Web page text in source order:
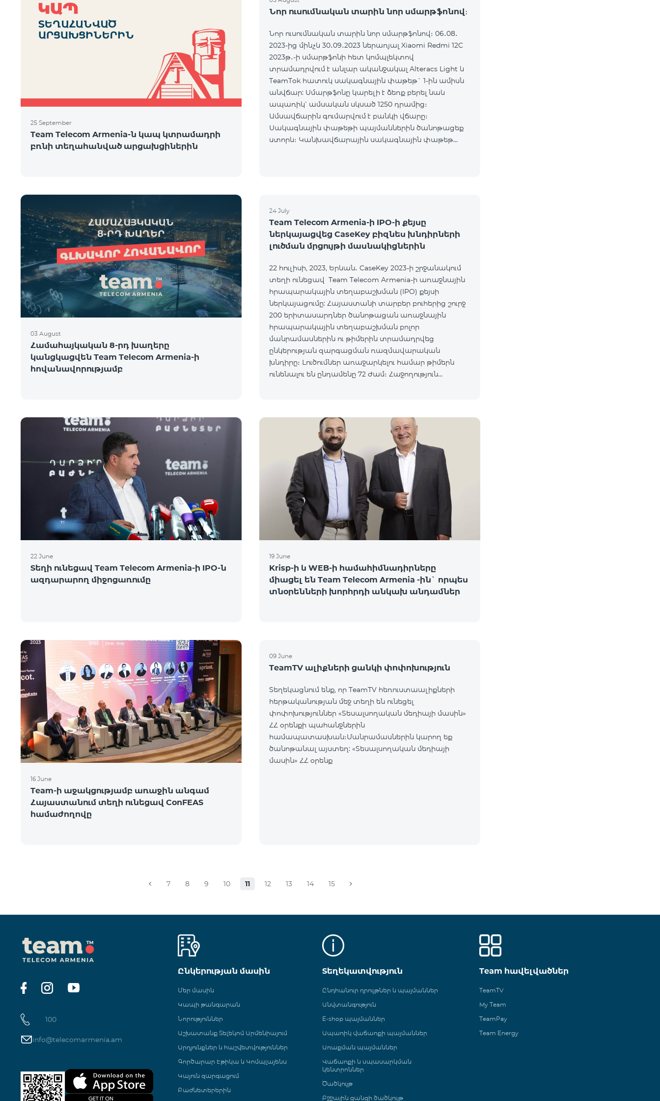
25 September
Team Telecom Armenia-ն կապ կտրամադրի
բռնի տեղահանված արցախցիներին
Նոր ուսումնական տարին նոր սմարթֆոնով։
Նոր ուսումնական տարին նոր սմարթֆոնով։ 06․08․
2023-ից մինչև 30․09․2023 ներառյալ Xiaomi Redmi 12C
2023թ․-ի սմարթֆոնի հետ կոմպլեկտով
տրամադրվում է անլար ականջակալ Alteracs Light և
TeamTok հատուկ սակագնային փաթեթ` 1-ին ամիսն
անվճար: Սմարթֆոնը կարելի է ձեռք բերել նաև
ապառիկ՝ ամսական սկսած 1250 դրամից։
Ամսավճարին գումարվում է բանկի վճարը։
Սակագնային փաթեթի պայմաններին ծանոթացեք
ստորև։ Կանխավճարային սակագնային փաթեթ
03 August
Համահայկական 8-րդ խաղերը
կանցկացվեն Team Telecom Armenia-ի
հովանավորությամբ
24 July
Team Telecom Armenia-ի IPO-ի քեյսը
ներկայացվեց CaseKey բիզնես խնդիրների
լուծման մրցույթի մասնակիցներին
22 հուլիսի, 2023, Երևան․ CaseKey 2023-ի շրջանակում
տեղի ունեցավ Team Telecom Armenia-ի առաջնային
հրապարակային տեղաբաշխման (IPO) քեյսի
ներկայացումը: Հայաստանի տարբեր բուհերից շուրջ
200 երիտասարդներ ծանոթացան առաջնային
հրապարակային տեղաբաշխման բոլոր
մանրամասներին ու թիմերին տրամադրվեց
ընկերության զարգացման ռազմավարական
խնդիրը։ Լուծումներ առաջարկելու համար թիմերն
ունենալու են ընդամենը 72 ժամ։ Հաջողություն
22 June
Տեղի ունեցավ Team Telecom Armenia-ի IPO-ն
ազդարարող միջոցառումը
19 June
Krisp-ի և WEB-ի համահիմնադիրները
միացել են Team Telecom Armenia -ին` որպես
տնօրենների խորհրդի անկախ անդամներ
16 June
Team-ի աջակցությամբ առաջին անգամ
Հայաստանում տեղի ունեցավ ConFEAS
համաժողովը
09 June
TeamTV ալիքների ցանկի փոփոխություն
Տեղեկացնում ենք, որ TeamTV հեռուստաալիքների
հերթականության մեջ տեղի են ունեցել
փոփոխություններ «Տեսալսողական մեդիայի մասին»
ՀՀ օրենքի պահանջներին
համապատասխան։Մանրամասներին կարող եք
ծանոթանալ այստեղ: «Տեսալսողական մեդիայի
մասին» ՀՀ օրենք
7 8 9 10 11 12 13 14 15
100
info@telecomarmenia.am
Ընկերության մասին
Մեր մասին
Կապի թանգարան
Նորություններ
Աշխատանք Տելեկոմ Արմենիայում
Արդյունքներ և հաշվետվություններ
Գործարար Էթիկա և Կոմպլայենս
Կայուն զարգացում
Բաժնետերերին
Տեղեկատվություն
Ընդհանուր դրույթներ և պայմաններ
Անվտանգություն
E-shop պայմաններ
Ապառիկ վաճառքի պայմաններ
Առաքման պայմաններ
Վաճառքի և սպասարկման
կենտրոններ
Ծածկույթ
Բջջային ցանցի ծածկույթ
Team հավելվածներ
TeamTV
My Team
TeamPay
Team Energy